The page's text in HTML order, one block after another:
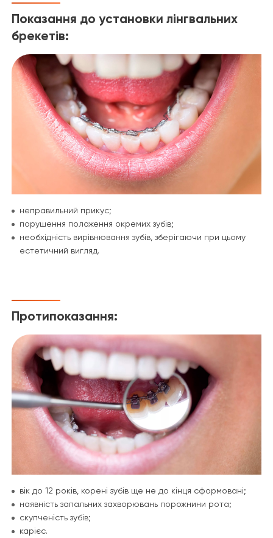
Показання до установки лінгвальних
брекетів:
неправильний прикус;
порушення положення окремих зубів;
необхідність вирівнювання зубів, зберігаючи при цьому
естетичний вигляд.
Протипоказання:
вік до 12 років, корені зубів ще не до кінця сформовані;
наявність запальних захворювань порожнини рота;
скупченість зубів;
карієс.